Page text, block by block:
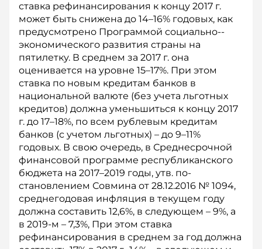
ставка рефинансирования к концу 2017 г.
может быть снижена до 14–16% годовых, как
предусмотрено Программой социально-­
экономического развития страны на
пятилетку. В среднем за 2017 г. она
оценивается на уровне 15–17%. При этом
ставка по новым кредитам банков в
национальной валюте (без учета льготных
кредитов) должна уменьшиться к концу 2017
г. до 17–18%, по всем рублевым кредитам
банков (с учетом льготных) – до 9–11%
годовых. В свою очередь, в Среднесрочной
финансовой программе республиканского
бюджета на 2017–2019 годы, утв. по­
становлением Совмина от 28.12.2016 № 1094,
среднегодовая инфляция в текущем году
должна составить 12,6%, в следующем – 9%, а
в 2019-м – 7,3%, При этом ставка
рефинансирования в среднем за год должна